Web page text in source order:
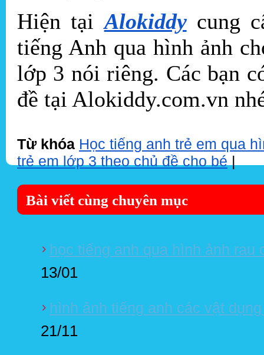
Hiện tạiAlokiddycung
tiếng Anh qua hình ảnh
lớp 3 nói riêng. Các bạn
đề tại Alokiddy.com.vn
Từ khóa Học tiếng anh trẻ em qua
trẻ em lớp 3 theo chủ đề cho bé |
Bài viết cùng chuyên mục
học tiếng anh qua hình ảnh rau
13/01
hình ảnh tiếng anh các vật
21/11